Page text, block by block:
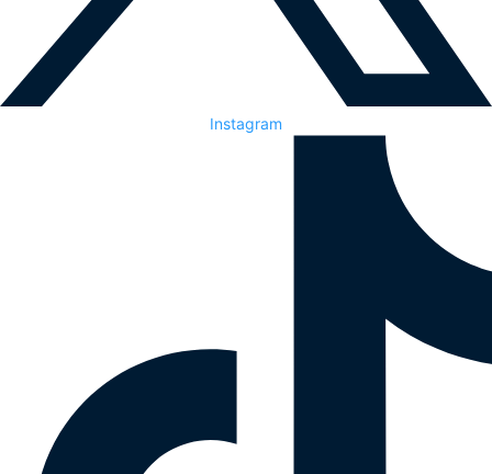
Instagram